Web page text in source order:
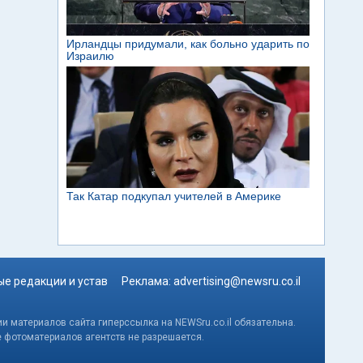
редакции и устав Реклама: advertising@newsru.co.il
сайта гиперссылка на NEWSru.co.il обязательна.
агентств не разрешается.